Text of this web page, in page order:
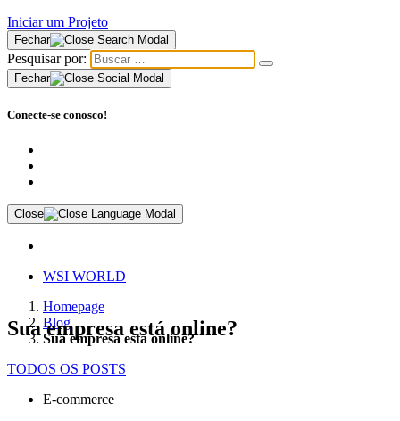
Iniciar um Projeto
Fechar
Pesquisar por:
Fechar
Conecte-se conosco!
Close
WSI WORLD
Sua empresa está online?
Homepage
Blog
Sua empresa está online?
TODOS OS POSTS
E-commerce